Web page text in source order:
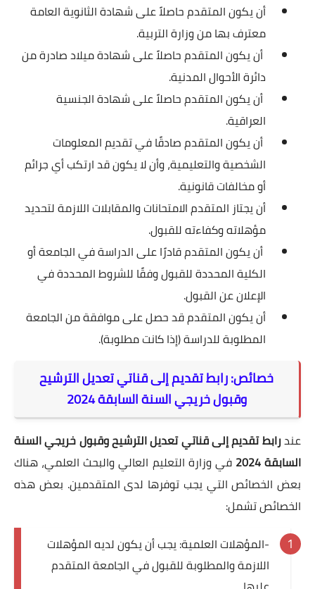
أن يكون المتقدم حاصلاً على شهادة الثانوية العامة
معترف بها من وزارة التربية.
أن يكون المتقدم حاصلاً على شهادة ميلاد صادرة من
دائرة الأحوال المدنية.
أن يكون المتقدم حاصلاً على شهادة الجنسية
العراقية.
أن يكون المتقدم صادقًا في تقديم المعلومات
الشخصية والتعليمية، وأن لا يكون قد ارتكب أي جرائم
أو مخالفات قانونية.
أن يجتاز المتقدم الامتحانات والمقابلات اللازمة لتحديد
مؤهلاته وكفاءته للقبول.
أن يكون المتقدم قادرًا على الدراسة في الجامعة أو
الكلية المحددة للقبول وفقًا للشروط المحددة في
الإعلان عن القبول.
أن يكون المتقدم قد حصل على موافقة من الجامعة
المطلوبة للدراسة (إذا كانت مطلوبة).
خصائص: رابط تقديم إلى قناتي تعديل الترشيح
وقبول خريجي السنة السابقة 2024
عندرابط تقديم إلى قناتي تعديل الترشيح وقبول خريجي السنة
السابقة 2024
في وزارة التعليم العالي والبحث العلمي، هناك
بعض الخصائص التي يجب توفرها لدى المتقدمين. بعض هذه
الخصائص تشمل:
-المؤهلات العلمية: يجب أن يكون لديه المؤهلات
اللازمة والمطلوبة للقبول في الجامعة المتقدم